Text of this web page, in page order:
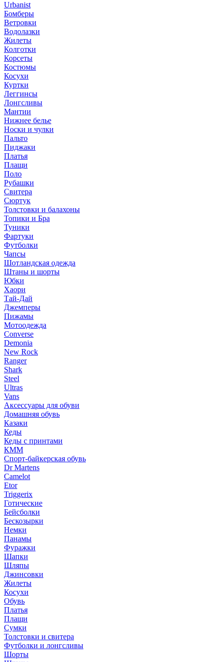
Urbanist
Бомберы
Ветровки
Водолазки
Жилеты
Колготки
Корсеты
Костюмы
Косухи
Куртки
Леггинсы
Лонгсливы
Мантии
Нижнее белье
Носки и чулки
Пальто
Пиджаки
Платья
Плащи
Поло
Рубашки
Свитера
Сюртук
Толстовки и балахоны
Топики и Бра
Туники
Фартуки
Футболки
Чапсы
Шотландская одежда
Штаны и шорты
Юбки
Хаори
Тай-Дай
Джемперы
Пижамы
Мотоодежда
Converse
Demonia
New Rock
Ranger
Shark
Steel
Ultras
Vans
Аксессуары для обуви
Домашняя обувь
Казаки
Кеды
Кеды с принтами
КММ
Спорт-байкерская обувь
Dr Martens
Camelot
Etor
Triggerix
Готические
Бейсболки
Бескозырки
Немки
Панамы
Фуражки
Шапки
Шляпы
Джинсовки
Жилеты
Косухи
Обувь
Платья
Плащи
Сумки
Толстовки и свитера
Футболки и лонгсливы
Шорты